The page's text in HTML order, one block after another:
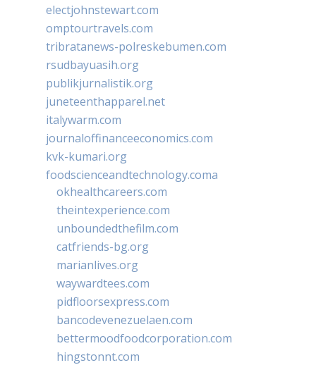
electjohnstewart.com
omptourtravels.com
tribratanews-polreskebumen.com
rsudbayuasih.org
publikjurnalistik.org
juneteenthapparel.net
italywarm.com
journaloffinanceeconomics.com
kvk-kumari.org
foodscienceandtechnology.coma
okhealthcareers.com
theintexperience.com
unboundedthefilm.com
catfriends-bg.org
marianlives.org
waywardtees.com
pidfloorsexpress.com
bancodevenezuelaen.com
bettermoodfoodcorporation.com
hingstonnt.com